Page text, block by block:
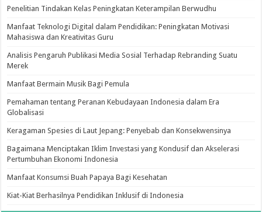
Penelitian Tindakan Kelas Peningkatan Keterampilan Berwudhu
Manfaat Teknologi Digital dalam Pendidikan: Peningkatan Motivasi
Mahasiswa dan Kreativitas Guru
Analisis Pengaruh Publikasi Media Sosial Terhadap Rebranding Suatu
Merek
Manfaat Bermain Musik Bagi Pemula
Pemahaman tentang Peranan Kebudayaan Indonesia dalam Era
Globalisasi
Keragaman Spesies di Laut Jepang: Penyebab dan Konsekwensinya
Bagaimana Menciptakan Iklim Investasi yang Kondusif dan Akselerasi
Pertumbuhan Ekonomi Indonesia
Manfaat Konsumsi Buah Papaya Bagi Kesehatan
Kiat-Kiat Berhasilnya Pendidikan Inklusif di Indonesia